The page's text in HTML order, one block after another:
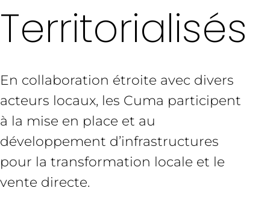
Territorialisés
En collaboration étroite avec divers
acteurs locaux, les Cuma participent
à la mise en place et au
développement d’infrastructures
pour la transformation locale et le
vente directe.